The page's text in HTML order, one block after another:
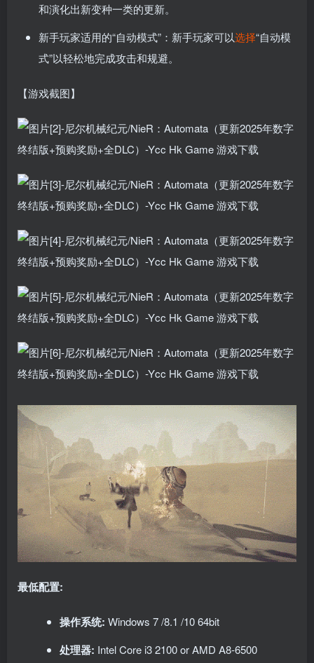
和演化出新变种一类的更新。
新手玩家适用的“自动模式”：新手玩家可以选择“自动模
式”以轻松地完成攻击和规避。
【游戏截图】
最低配置:
操作系统: Windows 7 /8.1 /10 64bit
处理器: Intel Core i3 2100 or AMD A8-6500